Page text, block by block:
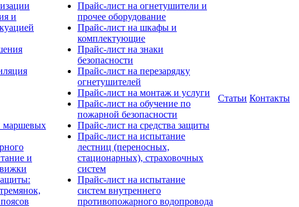
и
маршевых
и
Прайс-лист на огнетушители и
прочее оборудование
Прайс-лист на шкафы и
комплектующие
Прайс-лист на знаки
безопасности
Прайс-лист на перезарядку
огнетушителей
Прайс-лист на монтаж и услуги
Прайс-лист на обучение по
пожарной безопасности
Прайс-лист на средства защиты
Прайс-лист на испытание
лестниц (переносных,
стационарных), страховочных
систем
Прайс-лист на испытание
систем внутреннего
противопожарного водопровода
Статьи Контакты